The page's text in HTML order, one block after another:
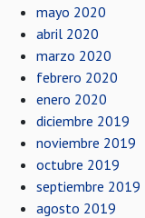
mayo 2020
abril 2020
marzo 2020
febrero 2020
enero 2020
diciembre 2019
noviembre 2019
octubre 2019
septiembre 2019
agosto 2019